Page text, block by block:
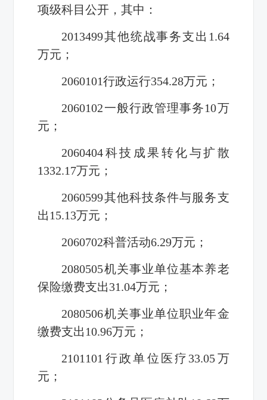
项级科目公开，其中：
2013499其他统战事务支出1.64
万元；
2060101行政运行354.28万元；
2060102一般行政管理事务10万
元；
2060404科技成果转化与扩散
1332.17万元；
2060599其他科技条件与服务支
出15.13万元；
2060702科普活动6.29万元；
2080505机关事业单位基本养老
保险缴费支出31.04万元；
2080506机关事业单位职业年金
缴费支出10.96万元；
2101101行政单位医疗33.05万
元；